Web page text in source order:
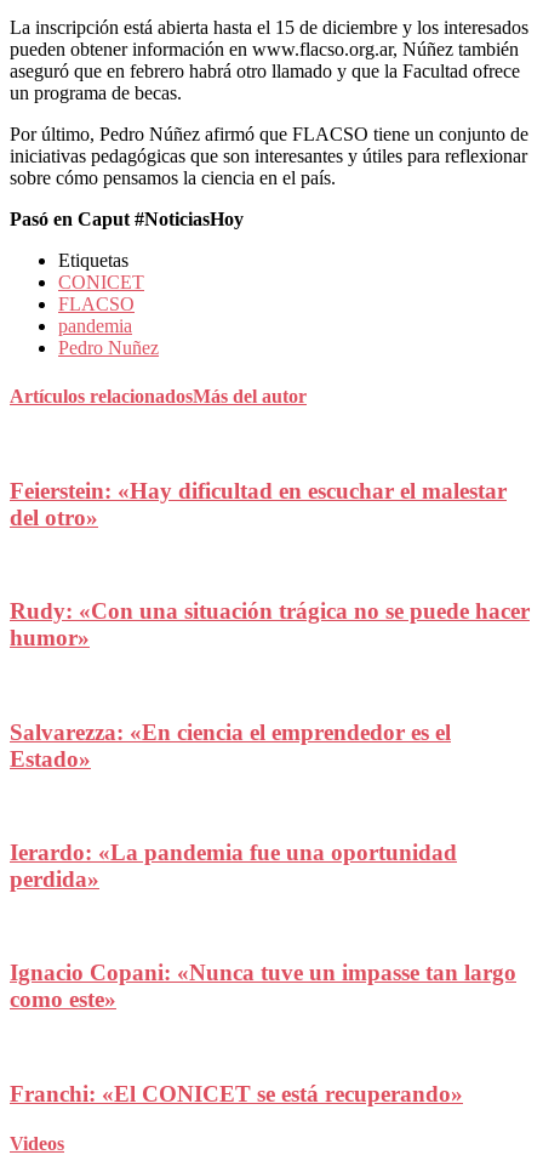
La inscripción está abierta hasta el 15 de diciembre y los interesados
pueden obtener información en www.flacso.org.ar, Núñez también
aseguró que en febrero habrá otro llamado y que la Facultad ofrece
un programa de becas.
Por último, Pedro Núñez afirmó que FLACSO tiene un conjunto de
iniciativas pedagógicas que son interesantes y útiles para reflexionar
sobre cómo pensamos la ciencia en el país.
Pasó en Caput #NoticiasHoy
Etiquetas
CONICET
FLACSO
pandemia
Pedro Nuñez
Artículos relacionadosMás del autor
Feierstein: «Hay dificultad en escuchar el malestar
del otro»
Rudy: «Con una situación trágica no se puede hacer
humor»
Salvarezza: «En ciencia el emprendedor es el
Estado»
Ierardo: «La pandemia fue una oportunidad
perdida»
Ignacio Copani: «Nunca tuve un impasse tan largo
como este»
Franchi: «El CONICET se está recuperando»
Videos